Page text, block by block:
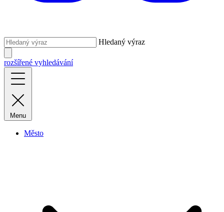
Hledaný výraz
rozšířené vyhledávání
Menu
Město